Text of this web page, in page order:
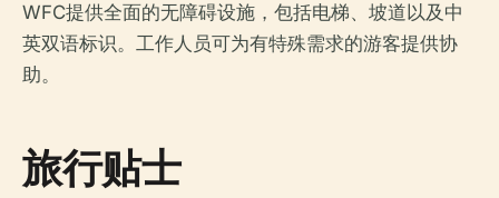
WFC提供全面的无障碍设施，包括电梯、坡道以及中
英双语标识。工作人员可为有特殊需求的游客提供协
助。
旅行贴士